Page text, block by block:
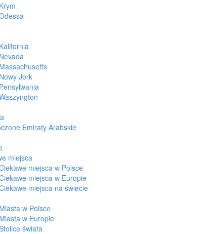
Krym
Kalifornia
Nevada
Massachusetts
Nowy Jork
Pensylwania
Emiraty Arabskie
miejsca
miejsca w Polsce
miejsca w Europie
miejsca na świecie
Miasta w Polsce
Miasta w Europie
świata